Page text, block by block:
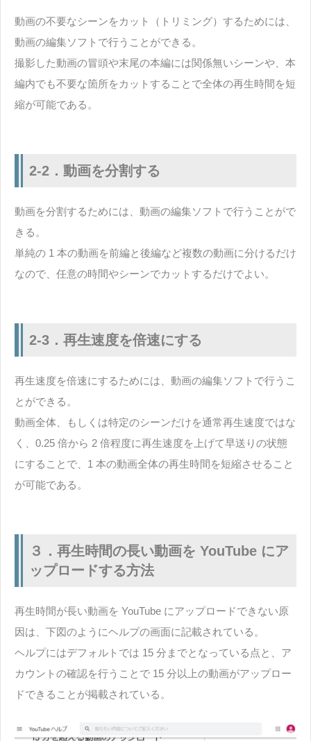
動画の不要なシーンをカット（トリミング）するためには、
動画の編集ソフトで行うことができる。
撮影した動画の冒頭や末尾の本編には関係無いシーンや、本
編内でも不要な箇所をカットすることで全体の再生時間を短
縮が可能である。
2-2．動画を分割する
動画を分割するためには、動画の編集ソフトで行うことがで
きる。
単純の 1 本の動画を前編と後編など複数の動画に分けるだけ
なので、任意の時間やシーンでカットするだけでよい。
2-3．再生速度を倍速にする
再生速度を倍速にするためには、動画の編集ソフトで行うこ
とができる。
動画全体、もしくは特定のシーンだけを通常再生速度ではな
く、0.25 倍から 2 倍程度に再生速度を上げて早送りの状態
にすることで、1 本の動画全体の再生時間を短縮させること
が可能である。
３．再生時間の長い動画を YouTube にア
ップロードする方法
再生時間が長い動画を YouTube にアップロードできない原
因は、下図のようにヘルプの画面に記載されている。
ヘルプにはデフォルトでは 15 分までとなっている点と、ア
カウントの確認を行うことで 15 分以上の動画がアップロー
ドできることが掲載されている。